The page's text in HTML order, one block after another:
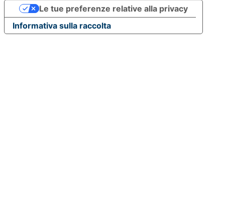
Informativa sulla raccolta
Le tue preferenze relative alla privacy